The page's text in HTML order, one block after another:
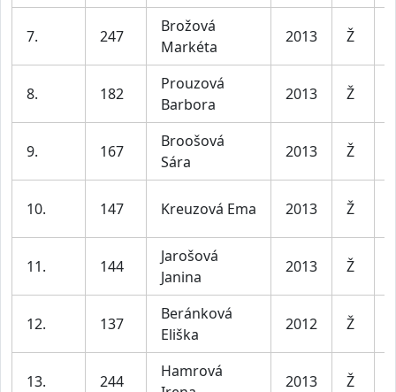
7. 247
Brožová
Markéta
2013 Ž
8. 182
Prouzová
Barbora
2013 Ž
9. 167
Broošová
Sára
2013 Ž
10. 147 Kreuzová Ema 2013 Ž
11. 144
Jarošová
Janina
2013 Ž
12. 137
Beránková
Eliška
2012 Ž
13. 244
Hamrová
2013 Ž